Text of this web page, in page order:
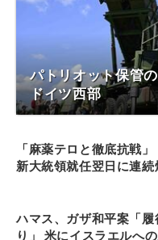
パトリオット保管
ドイツ西部
「麻薬テロと徹底抗戦
新大統領就任翌日に連続
ハマス、ガザ和平案「履
り」 米にイスラエルへ